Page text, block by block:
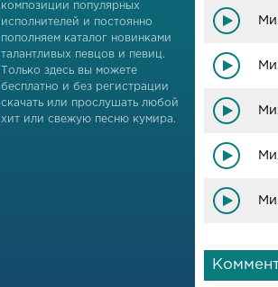
композиции популярных
исполнителей и постоянно
пополняем каталог новинками
талантливых певцов и певиц.
Только здесь вы можете
бесплатно и без регистрации
скачать или прослушать любой
хит или свежую песню кумира.